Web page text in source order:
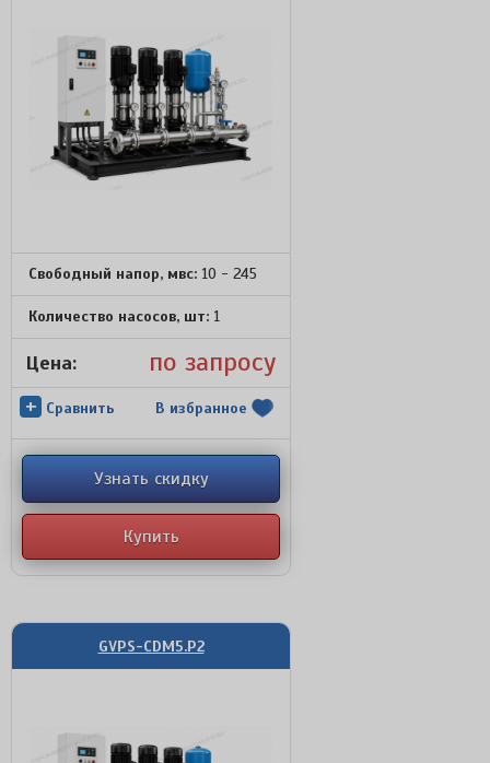
Свободный напор, мвс: 10 - 245
Количество насосов, шт: 1
Цена: по запросу
+ Сравнить В избранное
Узнать скидку
Купить
GVPS-CDM5.P2